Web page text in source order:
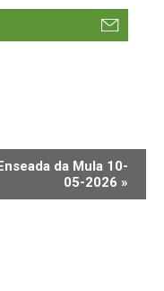
da Mula 10-
05-2026 »